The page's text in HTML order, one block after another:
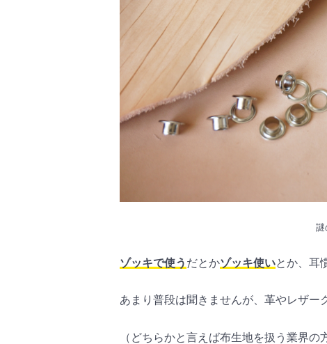
謎
ゾッキで使う だとかゾッキ使いとか、耳
あまり普段は聞きませんが、革やレザ
（どちらかと言えば布生地を扱う業界の